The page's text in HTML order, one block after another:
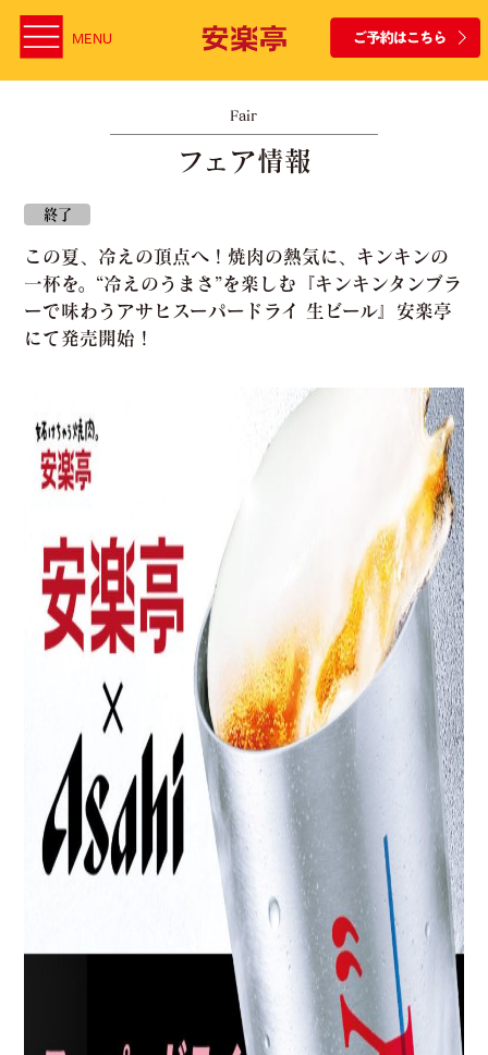
MENU
Fair
フェア情報
終了
この夏、冷えの頂点へ！焼肉の熱気に、キンキンの
一杯を。“冷えのうまさ”を楽しむ『キンキンタンブラ
ーで味わうアサヒスーパードライ 生ビール』安楽亭
にて発売開始！